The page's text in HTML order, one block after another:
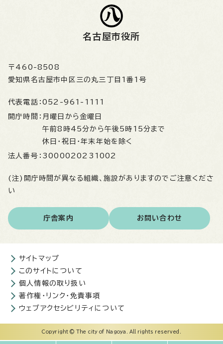
名古屋市役所
〒460-8508
愛知県名古屋市中区三の丸三丁目1番1号
代表電話： 052-961-1111
開庁時間： 月曜日から金曜日
午前8時45分から午後5時15分まで
休日・祝日・年末年始を除く
法人番号： 3000020231002
(注)開庁時間が異なる組織、施設がありますのでご注意くださ
い
庁舎案内 お問い合わせ
サイトマップ
このサイトについて
個人情報の取り扱い
著作権・リンク・免責事項
ウェブアクセシビリティについて
Copyright © The city of Nagoya. All rights reserved.